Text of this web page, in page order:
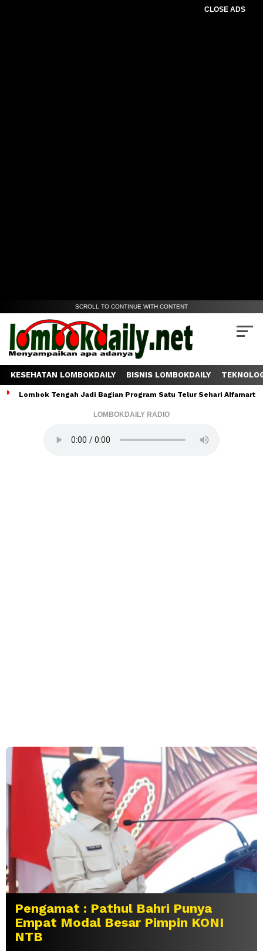
CLOSE ADS
SCROLL TO CONTINUE WITH CONTENT
KESEHATAN LOMBOKDAILY BISNIS LOMBOKDAILY
Lombok Tengah Jadi Bagian Program Satu Telur Sehari
LOMBOKDAILY RADIO
Pengamat : Pathul Bahri Punya
Empat Modal Besar Pimpin KONI
NTB